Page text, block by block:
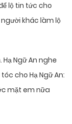
lộ tin tức cho
khác làm lộ
Ngữ An nghe
cho Hạ Ngữ An:
mặt em nữa